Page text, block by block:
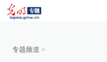
专题频道 >